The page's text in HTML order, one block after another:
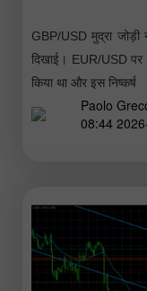
GBP/USD मुद्रा जोड़ी
दिखाई। EUR/USD
किया था और इस निष्कर्ष
Paolo
08:44